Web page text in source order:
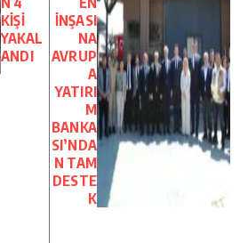
KİŞİ
YAKAL
ANDI
İNŞASI
NA
AVRUP
A
YATIRI
M
BANKA
SI’NDA
N TAM
DESTE
K